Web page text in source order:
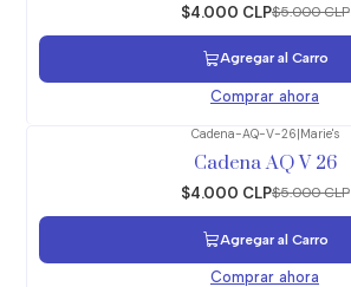
$4.000 CLP$5.000 CLP
Agregar al Carro
Comprar ahora
Cadena-AQ-V-26|Marie's
Cadena AQ V 26
$4.000 CLP$5.000 CLP
Agregar al Carro
Comprar ahora